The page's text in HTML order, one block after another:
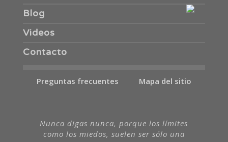
Blog
Videos
Contacto
Preguntas frecuentes Mapa del sitio
Nunca digas nunca, porque los límites
como los miedos, suelen ser sólo una